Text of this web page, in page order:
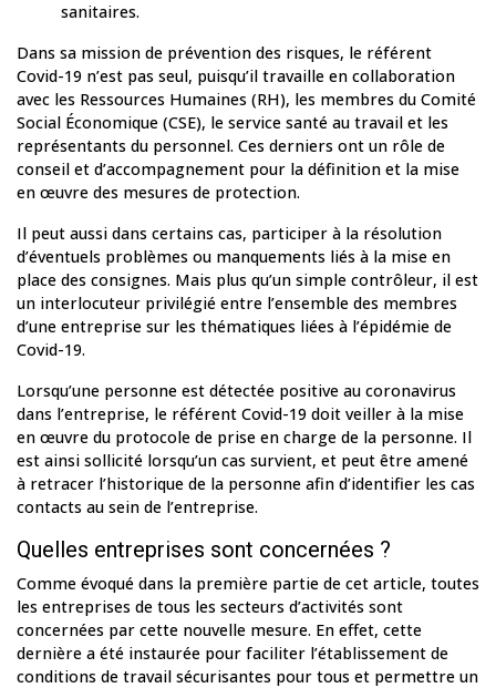
sanitaires.
Dans sa mission de prévention des risques, le référent
Covid-19 n’est pas seul, puisqu’il travaille en collaboration
avec les Ressources Humaines (RH), les membres du Comité
Social Économique (CSE), le service santé au travail et les
représentants du personnel. Ces derniers ont un rôle de
conseil et d’accompagnement pour la définition et la mise
en œuvre des mesures de protection.
Il peut aussi dans certains cas, participer à la résolution
d’éventuels problèmes ou manquements liés à la mise en
place des consignes. Mais plus qu’un simple contrôleur, il est
un interlocuteur privilégié entre l’ensemble des membres
d’une entreprise sur les thématiques liées à l’épidémie de
Covid-19.
Lorsqu’une personne est détectée positive au coronavirus
dans l’entreprise, le référent Covid-19 doit veiller à la mise
en œuvre du protocole de prise en charge de la personne. Il
est ainsi sollicité lorsqu’un cas survient, et peut être amené
à retracer l’historique de la personne afin d’identifier les cas
contacts au sein de l’entreprise.
Quelles entreprises sont concernées ?
Comme évoqué dans la première partie de cet article, toutes
les entreprises de tous les secteurs d’activités sont
concernées par cette nouvelle mesure. En effet, cette
dernière a été instaurée pour faciliter l’établissement de
conditions de travail sécurisantes pour tous et permettre un